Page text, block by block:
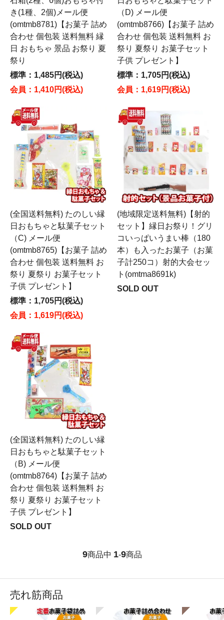
き(1種、2個)メール便
(omtmb8781)【お菓子 詰め
合わせ 個包装 送料無料 縁
日 おもちゃ 景品 お祭り 夏
祭り
標準：1,485円(税込)
会員：1,410円(税込)
（D) メール便
(omtmb8766)【お菓子 詰め
合わせ 個包装 送料無料 お
祭り 夏祭り お菓子セット
子供 プレゼント】
標準：1,705円(税込)
会員：1,619円(税込)
(全国送料無料) たのしい縁
日おもちゃと駄菓子セット
（C) メール便
(omtmb8765)【お菓子 詰め
合わせ 個包装 送料無料 お
祭り 夏祭り お菓子セット
子供 プレゼント】
標準：1,705円(税込)
会員：1,619円(税込)
(地域限定送料無料)【射的
セット】縁日お祭り！グリ
コいっぱいうまい棒（180
本）も入ったお菓子（お菓
子計250コ）射的大会セッ
ト(omtma8691k)
SOLD OUT
(全国送料無料) たのしい縁
日おもちゃと駄菓子セット
（B) メール便
(omtmb8764)【お菓子 詰め
合わせ 個包装 送料無料 お
祭り 夏祭り お菓子セット
子供 プレゼント】
SOLD OUT
9商品中 1-9商品
売れ筋商品